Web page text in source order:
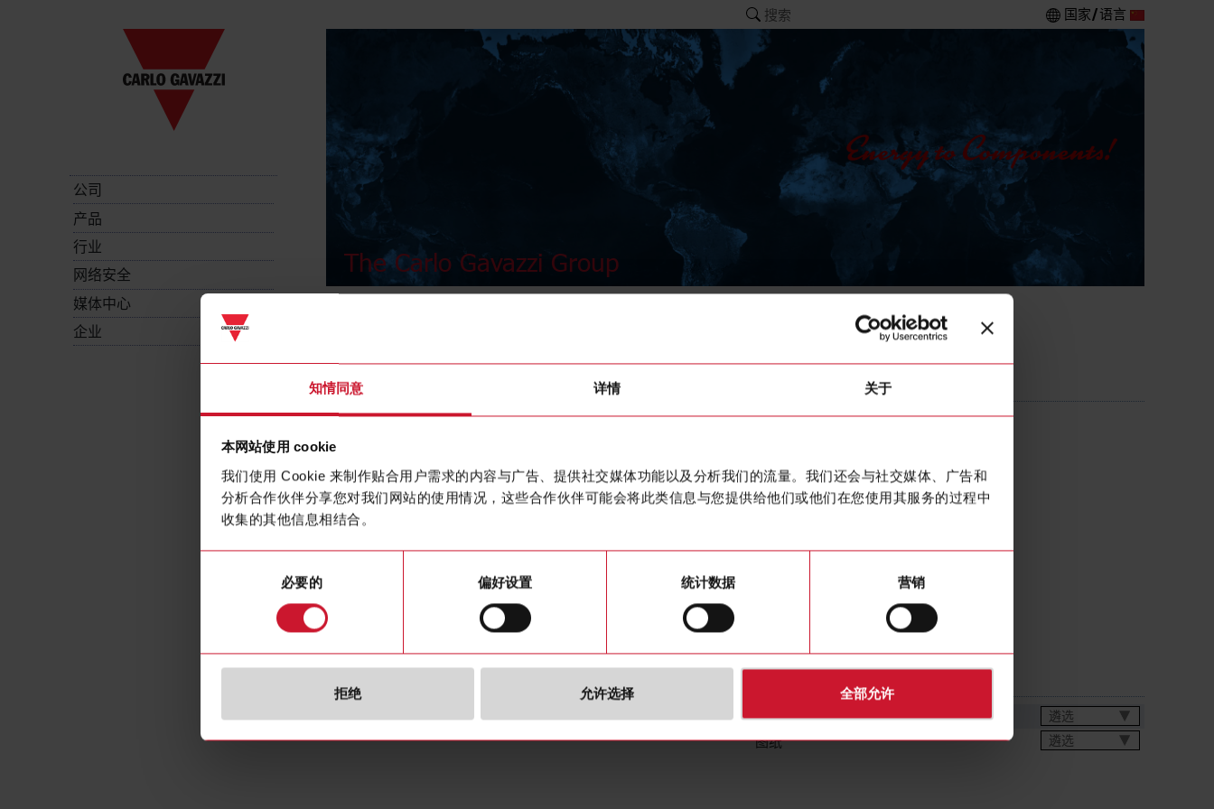
知情同意 详情 关于
本网站使用 cookie
我们使用 Cookie 来制作贴合用户需求的内容与广告、提供社交媒体功能以及分析我们的流量。我们还会与社交媒体、广告和
分析合作伙伴分享您对我们网站的使用情况，这些合作伙伴可能会将此类信息与您提供给他们或他们在您使用其服务的过程中
收集的其他信息相结合。
必要的 偏好设置 统计数据 营销
拒绝 允许选择 全部允许
公司
产品
行业
网络安全
媒体中心
企业
搜索 国家/语言
The Carlo Gavazzi Group
购买
Flat safety key actuator, 13mm
图片 遴选
图纸 遴选